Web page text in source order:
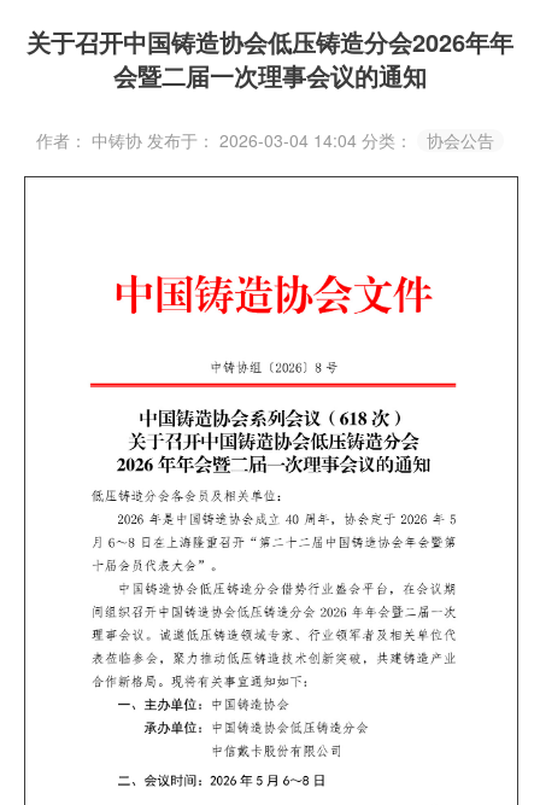
关于召开中国铸造协会低压铸造分会2026年年
会暨二届一次理事会议的通知
作者： 中铸协 发布于： 2026-03-04 14:04 分类： 协会公告